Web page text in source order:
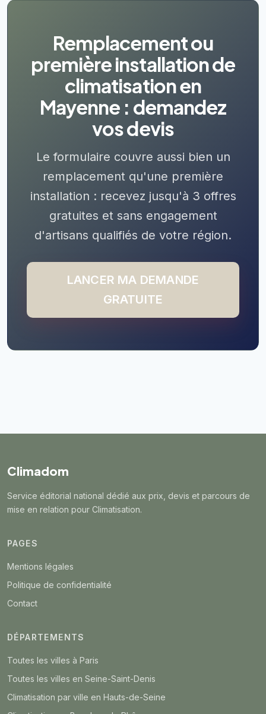
Remplacement ou
première installation de
climatisation en
Mayenne : demandez
vos devis
Le formulaire couvre aussi bien un
remplacement qu'une première
installation : recevez jusqu'à 3 offres
gratuites et sans engagement
d'artisans qualifiés de votre région.
LANCER MA DEMANDE
GRATUITE
Climadom
Service éditorial national dédié aux prix, devis et parcours de
mise en relation pour Climatisation.
PAGES
Mentions légales
Politique de confidentialité
Contact
DÉPARTEMENTS
Toutes les villes à Paris
Toutes les villes en Seine-Saint-Denis
Climatisation par ville en Hauts-de-Seine